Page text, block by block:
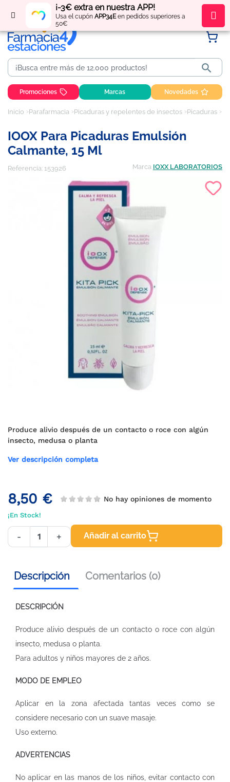
¡-3€ extra en nuestra APP!
Usa el cupón APP34Een pedidos superiores a
50€
Regístratey obténpuntos por tus compras

Promociones Marcas Novedades
Inicio Parafarmacia Picaduras y repelentes de insectos Picaduras
IOOX Para Picaduras Emulsión
Calmante, 15 Ml
Referencia: 153926 Marca IOXX LABORATORIOS
Produce alivio después de un contacto o roce con algún
insecto, medusa o planta
Ver descripción completa
8,50 € No hay opiniones de momento
¡En Stock!
- + Añadir al carrito
Descripción Comentarios (0)
DESCRIPCIÓN
Produce alivio después de un contacto o roce con algún
insecto, medusa o planta.
Para adultos y niños mayores de 2 años.
MODO DE EMPLEO
Aplicar en la zona afectada tantas veces como se
considere necesario con un suave masaje.
Uso externo.
ADVERTENCIAS
No aplicar en las manos de los niños, evitar contacto con